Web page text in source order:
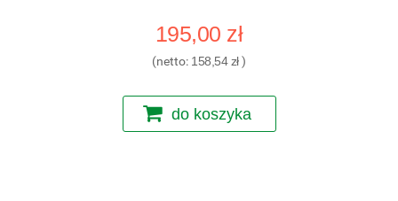
195,00 zł
(netto: 158,54 zł)
do koszyka